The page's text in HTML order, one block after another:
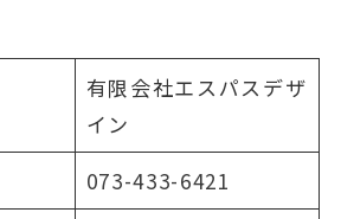
有限会社エスパスデザ
イン
073-433-6421